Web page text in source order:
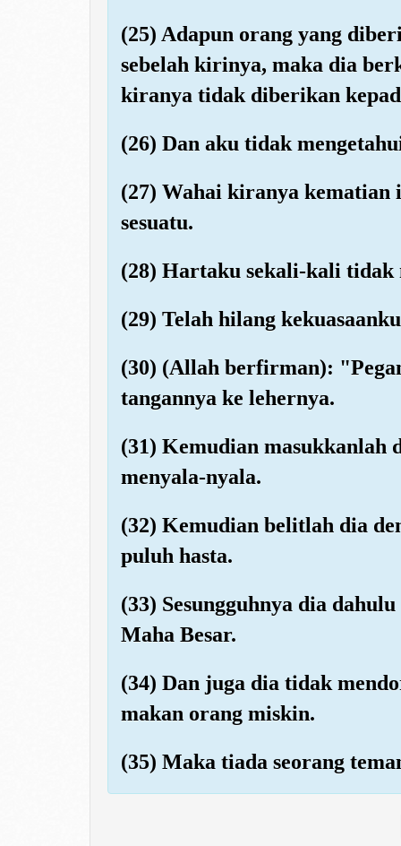
(25) Adapun orang yang
sebelah kirinya, maka dia
kiranya tidak diberikan
(26) Dan aku tidak
(27) Wahai kiranya kematian
sesuatu.
(28) Hartaku sekali-kali tidak
(29) Telah hilang
(30) (Allah berfirman):
tangannya ke lehernya.
(31) Kemudian masukkanlah
menyala-nyala.
(32) Kemudian belitlah dia
puluh hasta.
(33) Sesungguhnya dia
Maha Besar.
(34) Dan juga dia tidak
makan orang miskin.
(35) Maka tiada seorang